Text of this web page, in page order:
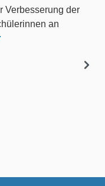
Verbesserung der
an